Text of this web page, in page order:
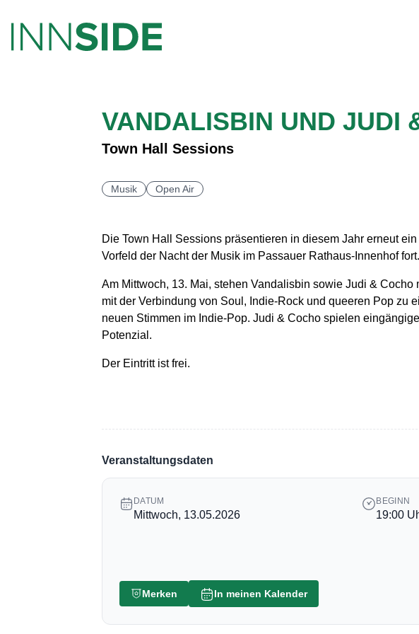
VANDALISBIN UND JUDI
Town Hall Sessions
Musik Open Air
Die Town Hall Sessions präsentieren in diesem Jahr erneut
Vorfeld der Nacht der Musik im Passauer Rathaus-Innenhof
Am Mittwoch, 13. Mai, stehen Vandalisbin sowie Judi &
mit der Verbindung von Soul, Indie-Rock und queeren Pop
neuen Stimmen im Indie-Pop. Judi & Cocho spielen
Potenzial.
Der Eintritt ist frei.
Veranstaltungsdaten
DATUM
Mittwoch, 13.05.2026
BEGINN
19:00
Merken In meinen Kalender